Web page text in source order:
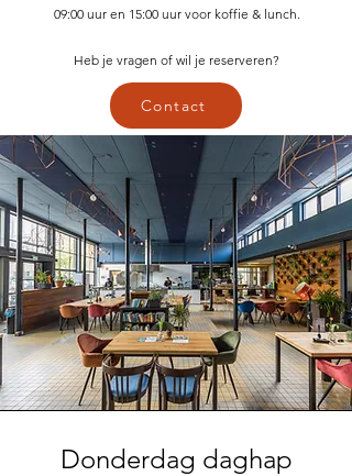
09:00 uur en 15:00 uur voor koffie & lunch.
Heb je vragen of wil je reserveren?
Contact
Donderdag daghap